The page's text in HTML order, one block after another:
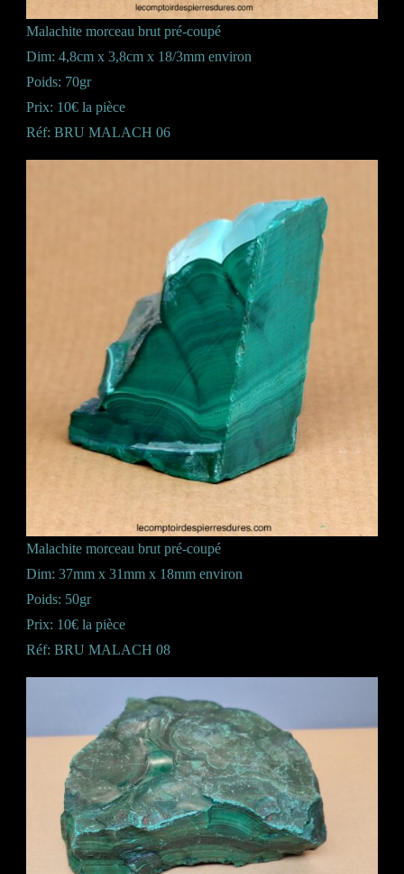
Malachite morceau brut pré-coupé
Dim: 4,8cm x 3,8cm x 18/3mm environ
Poids: 70gr
Prix: 10€ la pièce
Réf: BRU MALACH 06
Malachite morceau brut pré-coupé
Dim: 37mm x 31mm x 18mm environ
Poids: 50gr
Prix: 10€ la pièce
Réf: BRU MALACH 08